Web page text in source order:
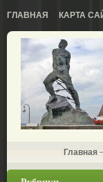
ГЛАВНАЯ КАРТА
Главная